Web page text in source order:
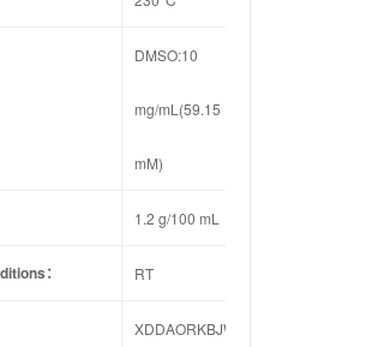
DMSO:10
mg/mL(59.15
mM)
1.2 g/100 mL
： RT
XDDAORKBJWWYJS-